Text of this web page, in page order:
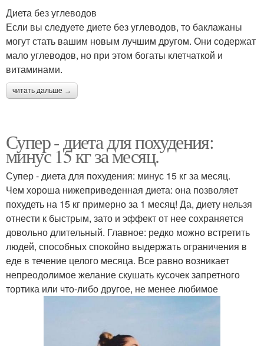
Диета без углеводов
Если вы следуете диете без углеводов, то баклажаны
могут стать вашим новым лучшим другом. Они содержат
мало углеводов, но при этом богаты клетчаткой и
витаминами.
читать дальше →
Супер - диета для похудения:
минус 15 кг за месяц.
Супер - диета для похудения: минус 15 кг за месяц.
Чем хороша нижеприведенная диета: она позволяет
похудеть на 15 кг примерно за 1 месяц! Да, диету нельзя
отнести к быстрым, зато и эффект от нее сохраняется
довольно длительный. Главное: редко можно встретить
людей, способных спокойно выдержать ограничения в
еде в течение целого месяца. Все равно возникает
непреодолимое желание скушать кусочек запретного
тортика или что-либо другое, не менее любимое